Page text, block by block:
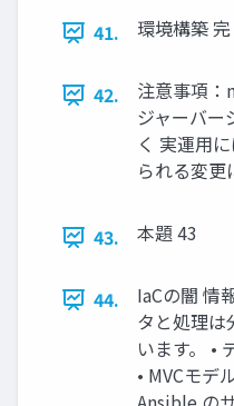
41. 環境構築
42.
注意事項
ジャーバー
く 実運用
られる変更
43. 本題 43
44.
IaCの闇 情
タと処理は
います。 •
• MVCモデ